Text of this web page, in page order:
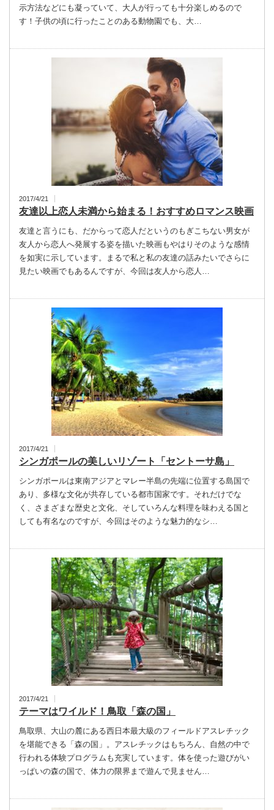
示方法などにも凝っていて、大人が行っても十分楽しめるので
す！子供の頃に行ったことのある動物園でも、大…
2017/4/21
友達以上恋人未満から始まる！おすすめロマンス映画
友達と言うにも、だからって恋人だというのもぎこちない男女が
友人から恋人へ発展する姿を描いた映画もやはりそのような感情
を如実に示しています。まるで私と私の友達の話みたいでさらに
見たい映画でもあるんですが、今回は友人から恋人…
2017/4/21
シンガポールの美しいリゾート「セントーサ島」
シンガポールは東南アジアとマレー半島の先端に位置する島国で
あり、多様な文化が共存している都市国家です。それだけでな
く、さまざまな歴史と文化、そしていろんな料理を味わえる国と
しても有名なのですが、今回はそのような魅力的なシ…
2017/4/21
テーマはワイルド！鳥取「森の国」
鳥取県、大山の麓にある西日本最大級のフィールドアスレチック
を堪能できる「森の国」。アスレチックはもちろん、自然の中で
行われる体験プログラムも充実しています。体を使った遊びがい
っぱいの森の国で、体力の限界まで遊んで見ません…